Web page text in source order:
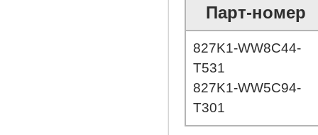
Парт-номер
827K1-WW8C44-
T531
827K1-WW5C94-
T301